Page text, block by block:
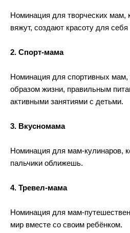
Номинация для творческих мам,
вяжут, создают красоту для
2. Спорт-мама
Номинация для спортивных
образом жизни, правильным
активными занятиями с детьми.
3. Вкусномама
Номинация для мам-кулинаров,
пальчики оближешь.
4. Тревел-мама
Номинация для мам-
мир вместе со своим ребёнком.